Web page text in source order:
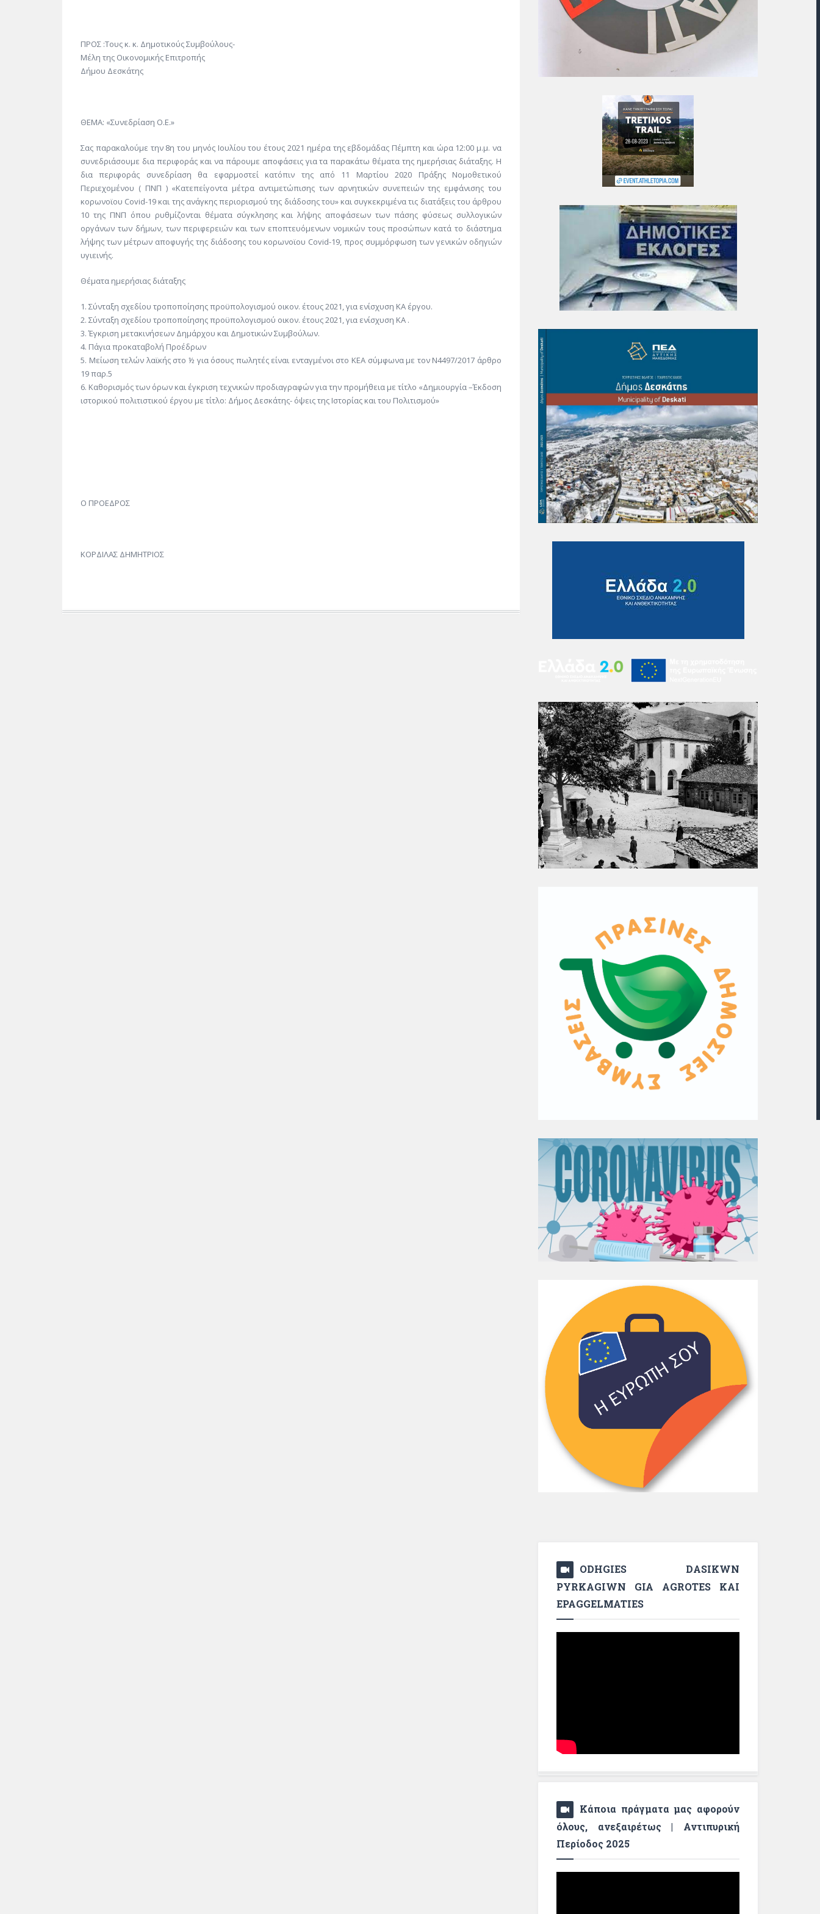
ΠΡΟΣ :Τους κ. κ. Δημοτικούς Συμβούλους-
Μέλη της Οικονομικής Επιτροπής
Δήμου Δεσκάτης
ΘΕΜΑ: «Συνεδρίαση Ο.Ε.»
Σας παρακαλούμε την 8η του μηνός Ιουλίου του έτους 2021 ημέρα της εβδομάδας Πέμπτη και ώρα 12:00 μ.μ. να
συνεδριάσουμε δια περιφοράς και να πάρουμε αποφάσεις για τα παρακάτω θέματα της ημερήσιας διάταξης. Η
δια περιφοράς συνεδρίαση θα εφαρμοστεί κατόπιν της από 11 Μαρτίου 2020 Πράξης Νομοθετικού
Περιεχομένου ( ΠΝΠ ) «Κατεπείγοντα μέτρα αντιμετώπισης των αρνητικών συνεπειών της εμφάνισης του
κορωνοϊου Covid-19 και της ανάγκης περιορισμού της διάδοσης του» και συγκεκριμένα τις διατάξεις του άρθρου
10 της ΠΝΠ όπου ρυθμίζονται θέματα σύγκλησης και λήψης αποφάσεων των πάσης φύσεως συλλογικών
οργάνων των δήμων, των περιφερειών και των εποπτευόμενων νομικών τους προσώπων κατά το διάστημα
λήψης των μέτρων αποφυγής της διάδοσης του κορωνοϊου Covid-19, προς συμμόρφωση των γενικών οδηγιών
υγιεινής.
Θέματα ημερήσιας διάταξης
1. Σύνταξη σχεδίου τροποποίησης προϋπολογισμού οικον. έτους 2021, για ενίσχυση ΚΑ έργου.
2. Σύνταξη σχεδίου τροποποίησης προϋπολογισμού οικον. έτους 2021, για ενίσχυση ΚΑ .
3. Έγκριση μετακινήσεων Δημάρχου και Δημοτικών Συμβούλων.
4. Πάγια προκαταβολή Προέδρων
5. Μείωση τελών λαϊκής στο ½ για όσους πωλητές είναι ενταγμένοι στο ΚΕΑ σύμφωνα με τον Ν4497/2017 άρθρο
19 παρ.5
6. Καθορισμός των όρων και έγκριση τεχνικών προδιαγραφών για την προμήθεια με τίτλο «Δημιουργία –Έκδοση
ιστορικού πολιτιστικού έργου με τίτλο: Δήμος Δεσκάτης- όψεις της Ιστορίας και του Πολιτισμού»
Ο ΠΡΟΕΔΡΟΣ
ΚΟΡΔΙΛΑΣ ΔΗΜΗΤΡΙΟΣ
ODHGIES DASIKWN
PYRKAGIWN GIA AGROTES KAI
EPAGGELMATIES
Κάποια πράγματα μας αφορούν
όλους, ανεξαιρέτως | Αντιπυρική
Περίοδος 2025